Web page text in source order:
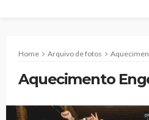
Home Arquivo de fotos
Aquecimento